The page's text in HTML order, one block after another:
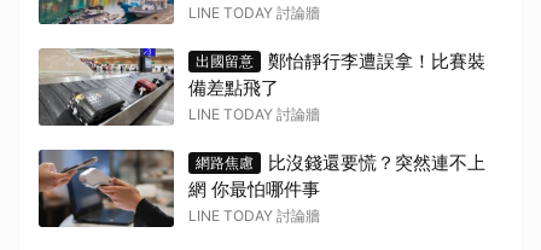
LINE TODAY 討論牆
出國留意
鄭怡靜行李遭誤拿！比賽裝
備差點飛了
LINE TODAY 討論牆
網路焦慮
比沒錢還要慌？突然連不上
網 你最怕哪件事
LINE TODAY 討論牆